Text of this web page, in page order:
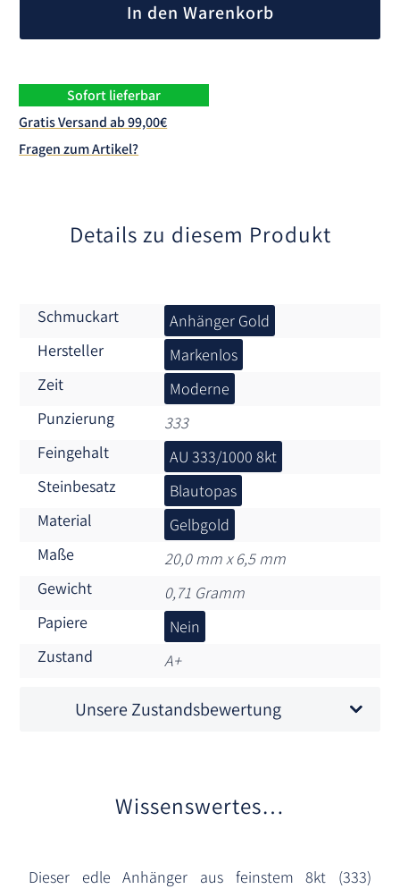
In den Warenkorb
Sofort lieferbar
Gratis Versand ab 99,00€
Fragen zum Artikel?
Details zu diesem Produkt
Schmuckart
Anhänger Gold
Hersteller
Markenlos
Zeit
Moderne
Punzierung
333
Feingehalt
AU 333/1000 8kt
Steinbesatz
Blautopas
Material
Gelbgold
Maße
20,0 mm x 6,5 mm
Gewicht
0,71 Gramm
Papiere
Nein
Zustand
A+
Unsere Zustandsbewertung
Wissenswertes…
Dieser edle Anhänger aus feinstem 8kt (333)